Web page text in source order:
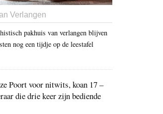
Verlangen
pakhuis van verlangen blijven
nog een tijdje op de leestafel
Poort voor nitwits, koan 17 –
die drie keer zijn bediende